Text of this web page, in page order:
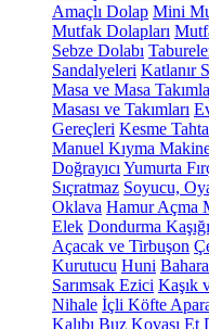
Amaçlı Dolap Mini
Mutfak Dolapları
Sebze Dolabı
Sandalyeleri Katlanır
Masa ve Masa
Masası ve Takımları
Gereçleri Kesme
Manuel Kıyma
Doğrayıcı Yumurta
Sıçratmaz Soyucu,
Oklava Hamur Açma
Elek Dondurma Kaşığı
Açacak ve Tirbuşon
Kurutucu Huni
Sarımsak Ezici Kaşık
Nihale İçli Köfte
Kalıbı Buz Kovası Et